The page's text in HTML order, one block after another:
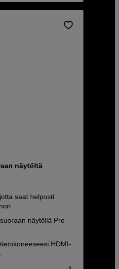
näytöltä
saat helposti
näytöllä Pro
HDMI-